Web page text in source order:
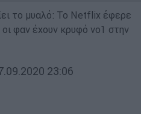
το μυαλό: Το Netflix έφερε
φαν έχουν κρυφό νο1 στην
23:06